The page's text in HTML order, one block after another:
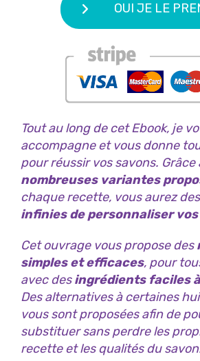
OUI JE LE
Tout au long de cet Ebook, je
accompagne et vous donne
pour réussir vos savons. Grâce
nombreuses variantes
chaque recette, vous aurez des
infinies de personnaliser
Cet ouvrage vous propose des
simples et efficaces, pour
avec desingrédients faciles
Des alternatives à certaines
vous sont proposées afin de
substituer sans perdre les
recette et les qualités du